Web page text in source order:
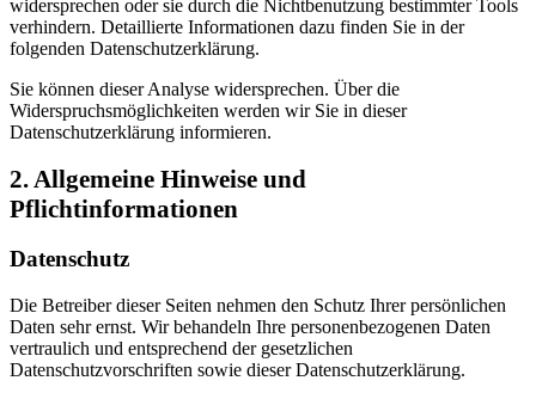
widersprechen oder sie durch die Nichtbenutzung bestimmter Tools
verhindern. Detaillierte Informationen dazu finden Sie in der
folgenden Datenschutzerklärung.
Sie können dieser Analyse widersprechen. Über die
Widerspruchsmöglichkeiten werden wir Sie in dieser
Datenschutzerklärung informieren.
2. Allgemeine Hinweise und
Pflichtinformationen
Datenschutz
Die Betreiber dieser Seiten nehmen den Schutz Ihrer persönlichen
Daten sehr ernst. Wir behandeln Ihre personenbezogenen Daten
vertraulich und entsprechend der gesetzlichen
Datenschutzvorschriften sowie dieser Datenschutzerklärung.